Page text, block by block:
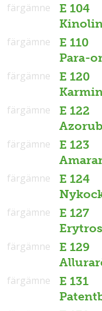
E 104
färgämne
E 110
Para-
färgämne
E 120
färgämne
E 122
färgämne
E 123
färgämne
E 124
färgämne
E 127
färgämne
E 129
färgämne
E 131
färgämne